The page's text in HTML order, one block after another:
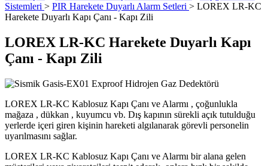
Sistemleri > PIR Harekete Duyarlı Alarm Setleri > LOREX LR-KC
Harekete Duyarlı Kapı Çanı - Kapı Zili
LOREX LR-KC Harekete Duyarlı Kapı
Çanı - Kapı Zili
LOREX LR-KC Kablosuz Kapı Çanı ve Alarmı , çoğunlukla
mağaza , dükkan , kuyumcu vb. Dış kapının sürekli açık tutulduğu
yerlerde içeri giren kişinin hareketi algılanarak görevli personelin
uyarılmasını sağlar.
LOREX LR-KC Kablosuz Kapı Çanı ve Alarmı bir alana gelen